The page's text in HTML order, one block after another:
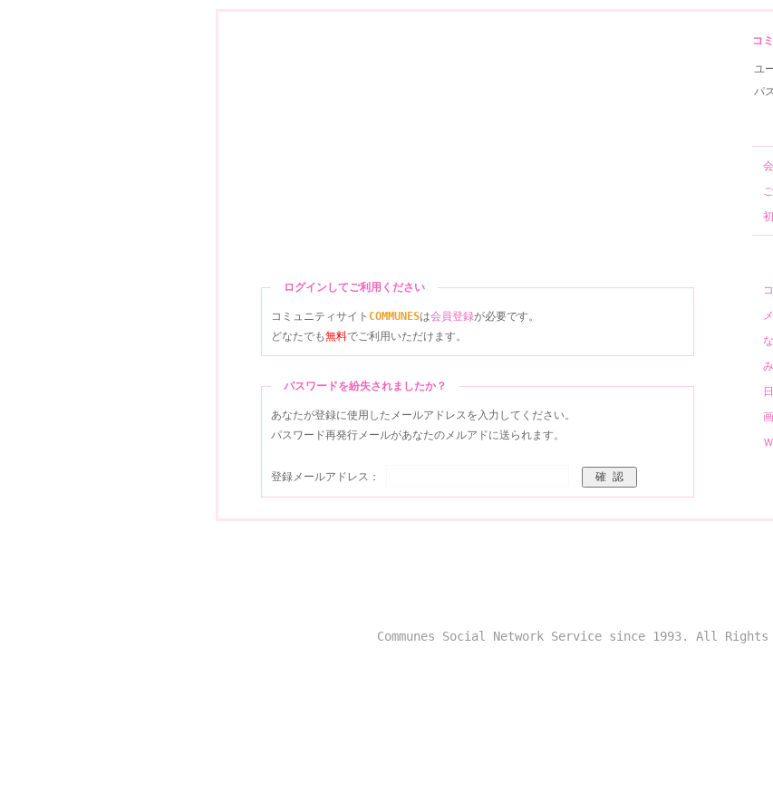
コ
ユ
パ
ログインしてご利用ください
コミュニティサイト COMMUNESは会員登録が必要です。
どなたでも無料でご利用いただけます。
パスワードを紛失されましたか？
あなたが登録に使用したメールアドレスを入力してください。
パスワード再発行メールがあなたのメルアドに送られます。
登録メールアドレス：
Communes Social Network Service since 1993. All Rights